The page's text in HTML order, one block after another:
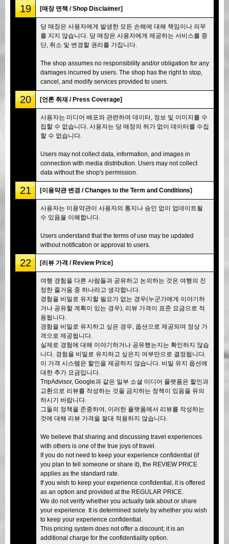
19 [매장 면책 / Shop Disclaimer]
당 매장은 사용자에게 발생한 모든 손해에 대해 책임이나 의무
를 지지 않습니다. 당 매장은 사용자에게 제공하는 서비스를 중
단, 취소 및 변경할 권리를 가집니다.
The shop assumes no responsibility and/or obligation for any
damages incurred by users. The shop has the right to stop,
cancel, and modify services provided to users.
20 [언론 취재 / Press Coverage]
사용자는 미디어 배포와 관련하여 데이터, 정보 및 이미지를 수
집할 수 없습니다. 사용자는 당 매장의 허가 없이 데이터를 수집
할 수 없습니다.
Users may not collect data, information, and images in
connection with media distribution. Users may not collect
data without the shop's permission.
21 [이용약관 변경 / Changes to the Term and Conditions]
사용자는 이용약관이 사용자의 통지나 승인 없이 업데이트될
수 있음을 이해합니다.
Users understand that the terms of use may be updated
without notification or approval to users.
22 [리뷰 가격 / Review Price]
여행 경험을 다른 사람들과 공유하고 논의하는 것은 여행의 진
정한 즐거움 중 하나라고 생각합니다.
경험을 비밀로 유지할 필요가 없는 경우(누군가에게 이야기하
거나 공유할 계획이 있는 경우), 리뷰 가격이 표준 요금으로 적
용됩니다.
경험을 비밀로 유지하고 싶은 경우, 옵션으로 제공되며 정상 가
격으로 제공됩니다.
실제로 경험에 대해 이야기하거나 공유했는지는 확인하지 않습
니다. 경험을 비밀로 유지하고 싶은지 여부만으로 결정됩니다.
이 가격 시스템은 할인을 제공하지 않습니다. 비밀 유지 옵션에
대한 추가 요금입니다.
TripAdvisor, Google과 같은 일부 소셜 미디어 플랫폼은 할인과
교환으로 리뷰를 작성하는 것을 금지하는 정책이 있음을 유의
하시기 바랍니다.
그들의 정책을 존중하여, 이러한 플랫폼에서 리뷰를 작성하는
것에 대해 리뷰 가격을 절대 적용하지 않습니다.
We believe that sharing and discussing travel experiences
with others is one of the true joys of travel.
If you do not need to keep your experience confidential (if
you plan to tell someone or share it), the REVIEW PRICE
applies as the standard rate.
If you wish to keep your experience confidential, it is offered
as an option and provided at the REGULAR PRICE.
We do not verify whether you actually talk about or share
your experience. It is determined solely by whether you wish
to keep your experience confidential.
This pricing system does not offer a discount; it is an
additional charge for the confidentiality option.